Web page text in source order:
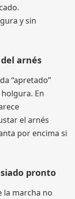
y sin
arnés
“apretado”
En
el arnés
por encima si
pronto
la marcha no